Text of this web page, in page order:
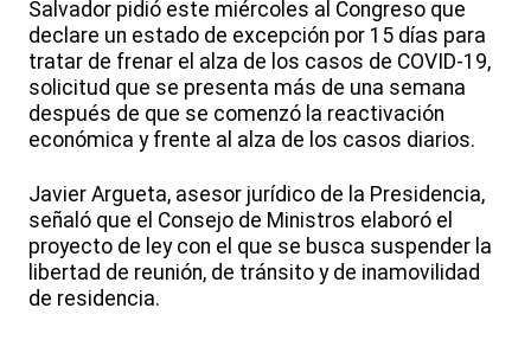
Salvador pidió este miércoles al Congreso que
declare un estado de excepción por 15 días para
tratar de frenar el alza de los casos de COVID-19,
solicitud que se presenta más de una semana
después de que se comenzó la reactivación
económica y frente al alza de los casos diarios.
Javier Argueta, asesor jurídico de la Presidencia,
señaló que el Consejo de Ministros elaboró el
proyecto de ley con el que se busca suspender la
libertad de reunión, de tránsito y de inamovilidad
de residencia.